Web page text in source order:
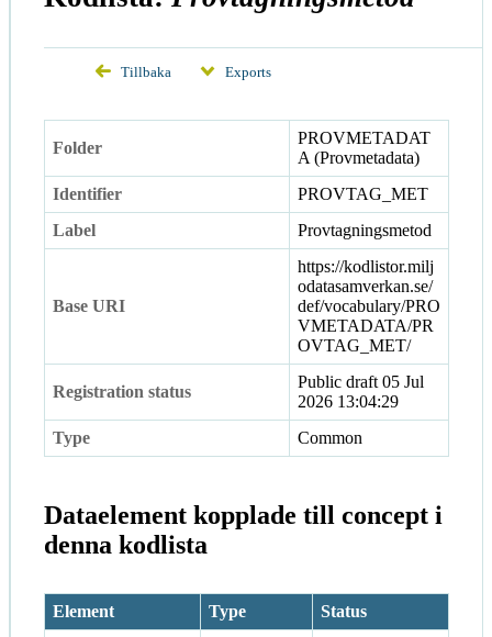
Tillbaka Exports
Folder
PROVMETADAT
A (Provmetadata)
Identifier
PROVTAG_MET
Label
Provtagningsmetod
Base URI
https://kodlistor.milj
odatasamverkan.se/
def/vocabulary/PRO
VMETADATA/PR
OVTAG_MET/
Registration status
Public draft 05 Jul
2026 13:04:29
Type
Common
Dataelement kopplade till concept i
denna kodlista
Element Type
Status